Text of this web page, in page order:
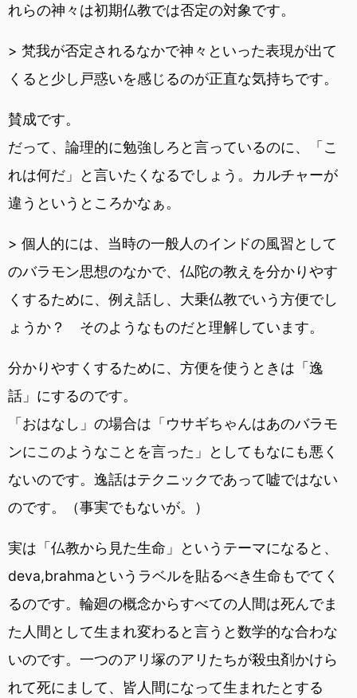
れらの神々は初期仏教では否定の対象です。
> 梵我が否定されるなかで神々といった表現が出て
くると少し戸惑いを感じるのが正直な気持ちです。
賛成です。
だって、論理的に勉強しろと言っているのに、「こ
れは何だ」と言いたくなるでしょう。カルチャーが
違うというところかなぁ。
> 個人的には、当時の一般人のインドの風習として
のバラモン思想のなかで、仏陀の教えを分かりやす
くするために、例え話し、大乗仏教でいう方便でし
ょうか？ そのようなものだと理解しています。
分かりやすくするために、方便を使うときは「逸
話」にするのです。
「おはなし」の場合は「ウサギちゃんはあのバラモ
ンにこのようなことを言った」としてもなにも悪く
ないのです。逸話はテクニックであって嘘ではない
のです。（事実でもないが。）
実は「仏教から見た生命」というテーマになると、
deva,brahmaというラベルを貼るべき生命もでてく
るのです。輪廻の概念からすべての人間は死んでま
た人間として生まれ変わると言うと数学的な合わな
いのです。一つのアリ塚のアリたちが殺虫剤かけら
れて死にまして、皆人間になって生まれたとする